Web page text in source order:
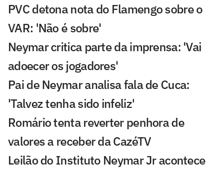
PVC detona nota do Flamengo sobre o
VAR: 'Não é sobre'
Neymar critica parte da imprensa: 'Vai
adoecer os jogadores'
Pai de Neymar analisa fala de Cuca:
'Talvez tenha sido infeliz'
Romário tenta reverter penhora de
valores a receber da CazéTV
Leilão do Instituto Neymar Jr acontece